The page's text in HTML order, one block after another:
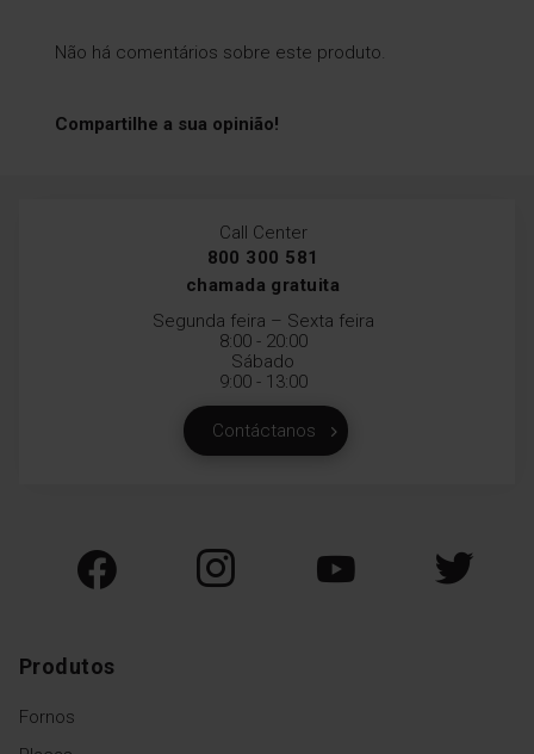
Não há comentários sobre este produto.
Compartilhe a sua opinião!
Call Center
800 300 581
chamada gratuita
Segunda feira – Sexta feira
8:00 - 20:00
Sábado
9:00 - 13:00
Contáctanos
Produtos
Fornos